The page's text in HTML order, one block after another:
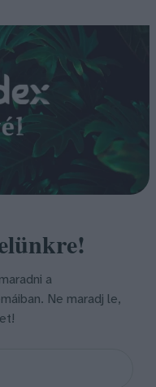
a
Ne maradj le,